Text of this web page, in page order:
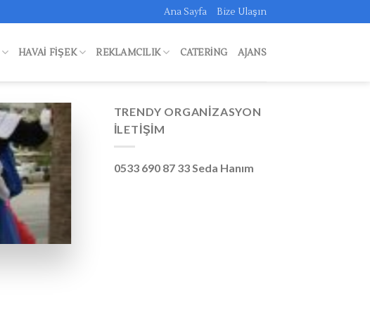
Ana Sayfa Bize Ulaşın
HAVAI FIŞEK REKLAMCILIK CATERING AJANS
TRENDY ORGANIZASYON
İLETIŞIM
0533 690 87 33 Seda Hanım